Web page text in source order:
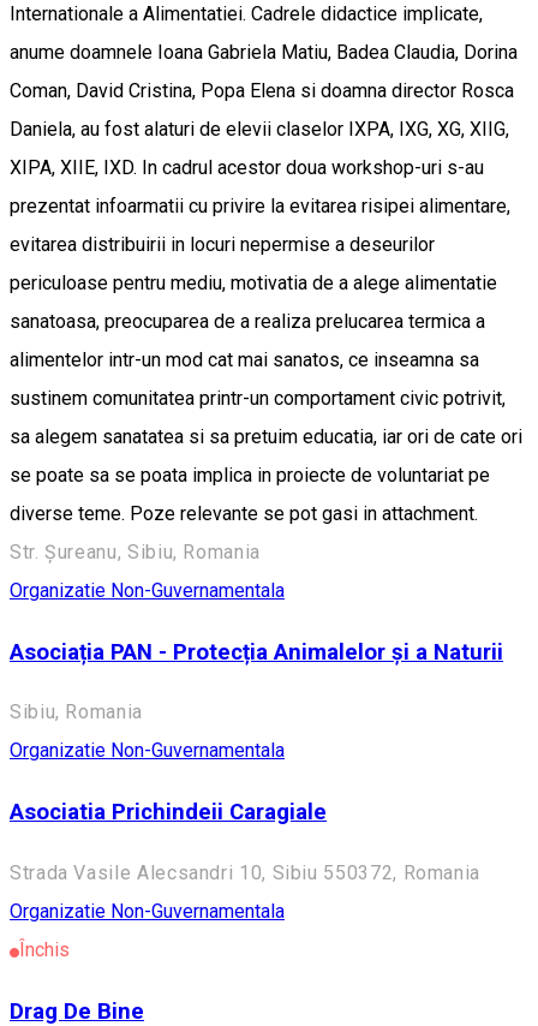
Internationale a Alimentatiei. Cadrele didactice implicate,
anume doamnele Ioana Gabriela Matiu, Badea Claudia, Dorina
Coman, David Cristina, Popa Elena si doamna director Rosca
Daniela, au fost alaturi de elevii claselor IXPA, IXG, XG, XIIG,
XIPA, XIIE, IXD. In cadrul acestor doua workshop-uri s-au
prezentat infoarmatii cu privire la evitarea risipei alimentare,
evitarea distribuirii in locuri nepermise a deseurilor
periculoase pentru mediu, motivatia de a alege alimentatie
sanatoasa, preocuparea de a realiza prelucarea termica a
alimentelor intr-un mod cat mai sanatos, ce inseamna sa
sustinem comunitatea printr-un comportament civic potrivit,
sa alegem sanatatea si sa pretuim educatia, iar ori de cate ori
se poate sa se poata implica in proiecte de voluntariat pe
diverse teme. Poze relevante se pot gasi in attachment.
Str. Șureanu, Sibiu, Romania
Organizatie Non-Guvernamentala
Asociația PAN - Protecția Animalelor şi a Naturii
Sibiu, Romania
Organizatie Non-Guvernamentala
Asociatia Prichindeii Caragiale
Strada Vasile Alecsandri 10, Sibiu 550372, Romania
Organizatie Non-Guvernamentala
Închis
Drag De Bine